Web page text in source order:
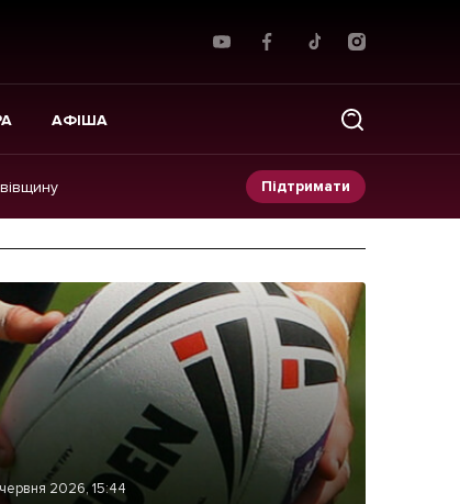
АФІША
Підтримати
Прес-релізи
Фото/Відео
Made in Lviv
2026, 15:44